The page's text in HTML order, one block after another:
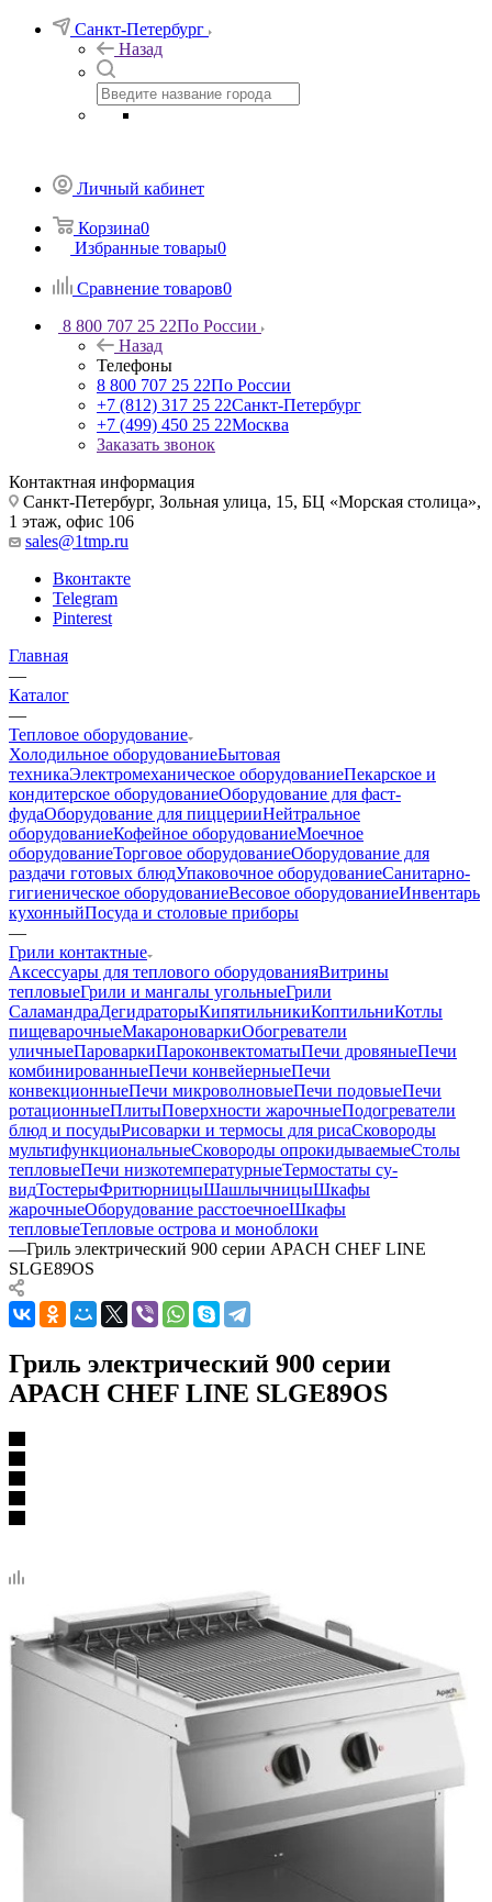
Санкт-Петербург
Назад
Личный кабинет
Корзина0
Избранные товары0
Сравнение товаров0
8 800 707 25 22По России
Назад
Телефоны
8 800 707 25 22По России
+7 (812) 317 25 22Санкт-Петербург
+7 (499) 450 25 22Москва
Заказать звонок
Контактная информация
Санкт-Петербург, Зольная улица, 15, БЦ «Морская столица»,
1 этаж, офис 106
sales@1tmp.ru
Вконтакте
Telegram
Pinterest
Главная
—
Каталог
—
Тепловое оборудование
Холодильное оборудованиеБытовая
техникаЭлектромеханическое оборудованиеПекарское и
кондитерское оборудованиеОборудование для фаст-
фудаОборудование для пиццерииНейтральное
оборудованиеКофейное оборудованиеМоечное
оборудованиеТорговое оборудованиеОборудование для
раздачи готовых блюдУпаковочное оборудованиеСанитарно-
гигиеническое оборудованиеВесовое оборудованиеИнвентарь
кухонныйПосуда и столовые приборы
—
Грили контактные
Аксессуары для теплового оборудованияВитрины
тепловыеГрили и мангалы угольныеГрили
СаламандраДегидраторыКипятильникиКоптильниКотлы
пищеварочныеМакароноваркиОбогреватели
уличныеПароваркиПароконвектоматыПечи дровяныеПечи
комбинированныеПечи конвейерныеПечи
конвекционныеПечи микроволновыеПечи подовыеПечи
ротационныеПлитыПоверхности жарочныеПодогреватели
блюд и посудыРисоварки и термосы для рисаСковороды
мультифункциональныеСковороды опрокидываемыеСтолы
тепловыеПечи низкотемпературныеТермостаты су-
видТостерыФритюрницыШашлычницыШкафы
жарочныеОборудование расстоечноеШкафы
тепловыеТепловые острова и моноблоки
—Гриль электрический 900 серии APACH CHEF LINE
SLGE89OS
Гриль электрический 900 серии
APACH CHEF LINE SLGE89OS